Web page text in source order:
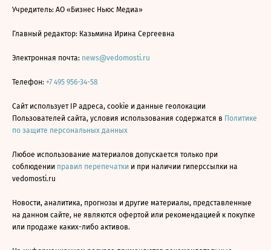
Учредитель: АО «Бизнес Ньюс Медиа»
Главный редактор: Казьмина Ирина Сергеевна
Электронная почта: news@vedomosti.ru
Телефон: +7 495 956-34-58
Сайт использует IP адреса, cookie и данные геолокации
Пользователей сайта, условия использования содержатся в Политике
по защите персональных данных
Любое использование материалов допускается только при
соблюдении правил перепечатки и при наличии гиперссылки на
vedomosti.ru
Новости, аналитика, прогнозы и другие материалы, представленные
на данном сайте, не являются офертой или рекомендацией к покупке
или продаже каких-либо активов.